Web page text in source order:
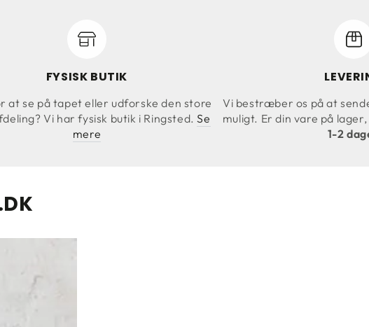
FYSISK BUTIK
at se på tapet eller udforske den store
Vi har fysisk butik i Ringsted.Se
mere
Vi bestræber os på at
muligt. Er din vare på
1-2